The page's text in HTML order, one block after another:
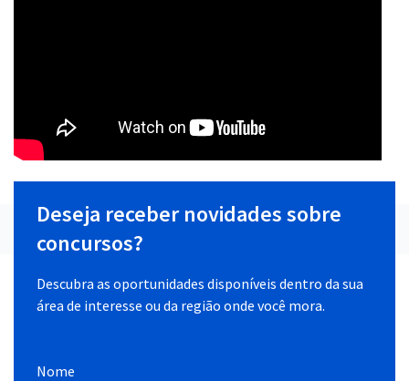
Deseja receber novidades sobre
concursos?
Descubra as oportunidades disponíveis dentro da sua
área de interesse ou da região onde você mora.
Nome